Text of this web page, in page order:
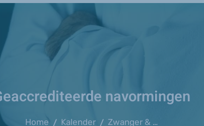
navormingen
Home / Kalender / Zwanger & medicatie voor chronische aandoening?